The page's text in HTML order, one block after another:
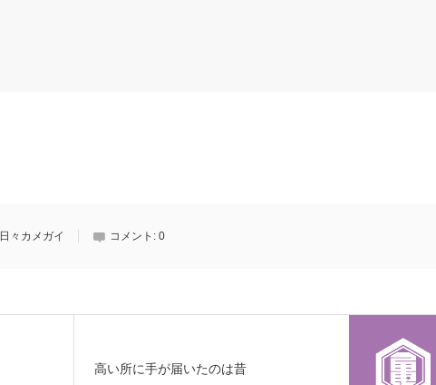
日々カメガイ コメント: 0
高い所に手が届いたのは昔